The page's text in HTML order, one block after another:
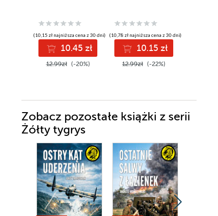
(10,15 zł najniższa cena z 30 dni)
10.45 zł
12.99zł (-20%)
(10,78 zł najniższa cena z 30 dni)
10.15 zł
12.99zł (-22%)
Zobacz pozostałe książki z serii
Żółty tygrys